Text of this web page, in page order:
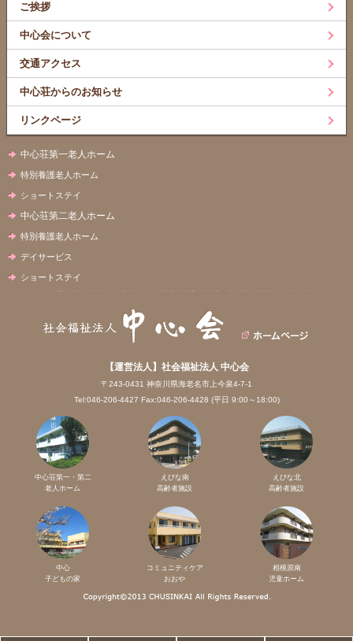
ご挨拶
中心会について
交通アクセス
中心荘からのお知らせ
リンクページ
中心荘第一老人ホーム
特別養護老人ホーム
ショートステイ
中心荘第二老人ホーム
特別養護老人ホーム
デイサービス
ショートステイ
【運営法人】社会福祉法人 中心会
〒243-0431 神奈川県海老名市上今泉4-7-1
Tel:046-206-4427 Fax:046-206-4428 (平日 9:00～18:00)
中心荘第一・第二
老人ホーム
えびな南
高齢者施設
えびな北
高齢者施設
中心
子どもの家
コミュニティケア
おおや
相模原南
児童ホーム